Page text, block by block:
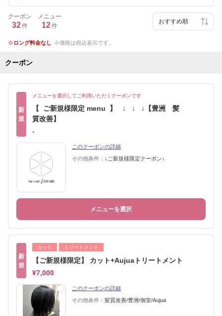
クーポン
32件
メニュー
12件
ロング料金なし 価格は税込表示です。
クーポン
新
規
メニューを選択してご利用いただくクーポンです
【 ご新規様限定 menu 】 ↓ ↓ ↓【豊洲 髪
質改善】
-
このクーポンの詳細
その他条件： ↓ご新規様限定クーポン↓
メニューを選択
新
規
カット トリートメント
【ご新規様限定】 カット+Aujuaトリートメント
¥7,000
このクーポンの詳細
その他条件： 髪質改善/豊洲/個室/Aujua